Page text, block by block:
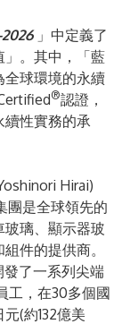
」中定義了
」。其中，「藍
全球環境的永續
®認證，
性實務的承
Hirai)
團是全球領先的
璃、顯示器玻
件的提供商。
發了一系列尖端
工，在30多個國
(約132億美